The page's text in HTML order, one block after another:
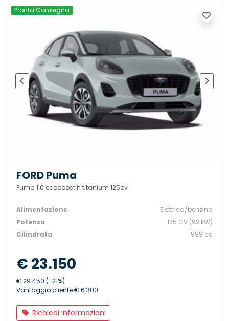
Pronta Consegna
FORD Puma
Puma 1.0 ecoboost h titanium 125cv
Alimentazione
Elettrica/benzina
Potenza
125 CV (92 kW)
Cilindrata
999 cc
€ 23.150
€ 29.450 (-21%)
Vantaggio cliente € 6.300
Richiedi informazioni